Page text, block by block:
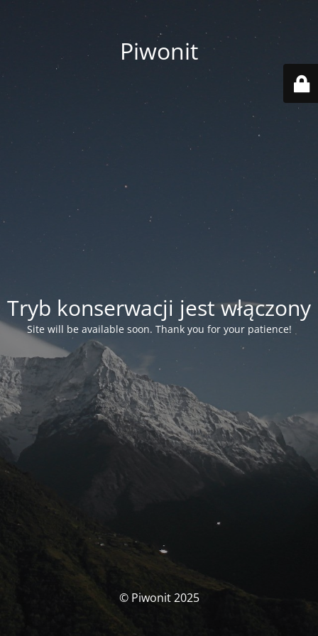
Piwonit
Tryb konserwacji jest włączony
Site will be available soon. Thank you for your patience!
© Piwonit 2025